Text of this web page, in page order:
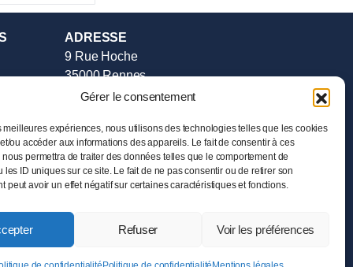
Gérer le consentement
meilleures expériences, nous utilisons des technologies telles que les cookies
ou accéder aux informations des appareils. Le fait de consentir à ces
permettra de traiter des données telles que le comportement de
les ID uniques sur ce site. Le fait de ne pas consentir ou de retirer son
peut avoir un effet négatif sur certaines caractéristiques et fonctions.
Refuser Voir les préférences
vente
ADRESSE
9 Rue Hoche
35000 Rennes
Tél :02.99.385.385
HORAIRES
Mardi au Samedi
de 11h00 à 19h00